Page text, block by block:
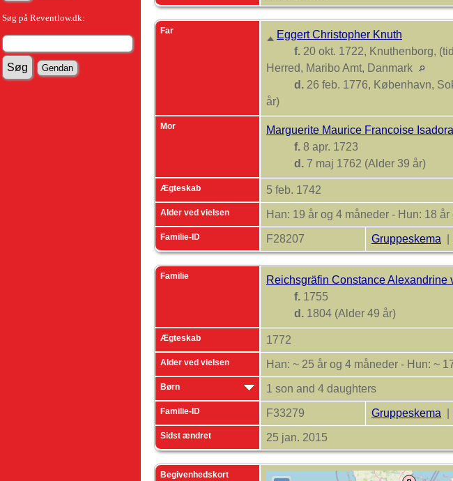
Søg på Reventlow.dk:
Far
Eggert Christopher Knuth
f. 20 okt. 1722, Knuthenborg,
Herred, Maribo Amt, Danmark
d. 26 feb. 1776, København,
år)
Mor
Marguerite Maurice Francoise
f. 8 apr. 1723
d. 7 maj 1762 (Alder 39 år)
Ægteskab 5 feb. 1742
Alder ved vielsen Han: 19 år og 4 måneder - Hun: 18 år
Familie-ID F28207 Gruppeskema
Familie
Reichsgräfin Constance Alexandrine
f. 1755
d. 1804 (Alder 49 år)
Ægteskab 1772
Alder ved vielsen Han: ~ 25 år og 4 måneder - Hun: ~
Børn 1 son and 4 daughters
Familie-ID F33279 Gruppeskema
Sidst ændret 25 jan. 2015
Begivenhedskort